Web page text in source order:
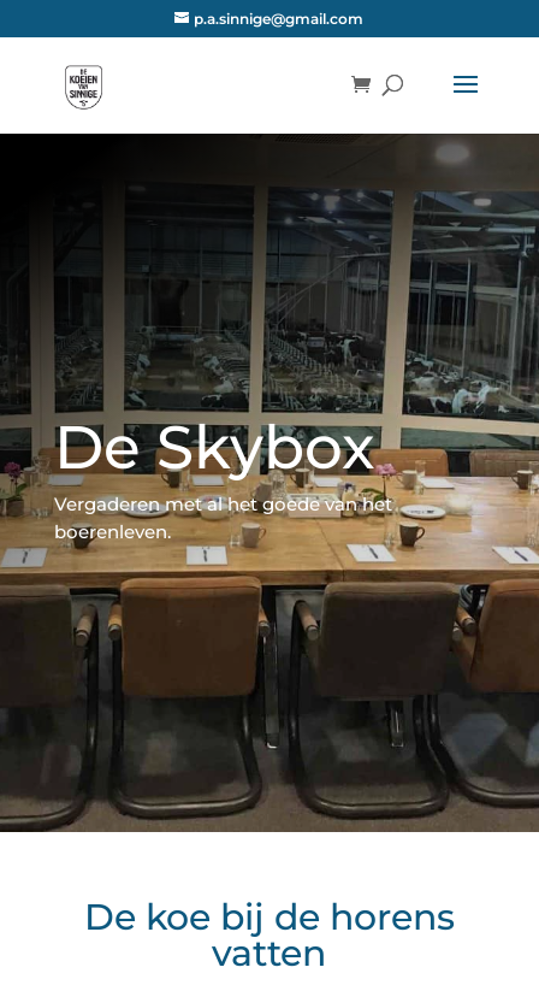
p.a.sinnige@gmail.com
De Skybox
Vergaderen met al het goede van het
boerenleven.
De koe bij de horens
vatten